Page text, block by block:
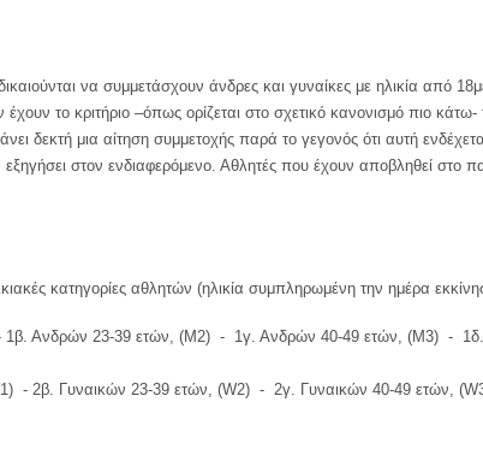
να συμμετάσχουν άνδρες και γυναίκες με ηλικία από
το κριτήριο –όπως ορίζεται στο σχετικό κανονισμό πιο κάτω-
δεκτή μια αίτηση συμμετοχής παρά το γεγονός ότι αυτή
εξηγήσει στον ενδιαφερόμενο. Αθλητές που έχουν αποβληθεί
κατηγορίες αθλητών (ηλικία συμπληρωμένη την ημέρα
Ανδρών 23-39 ετών, (Μ2) - 1γ. Ανδρών 40-49 ετών, (M3) -
- 2β. Γυναικών 23-39 ετών, (W2) - 2γ. Γυναικών 40-49 ετών,